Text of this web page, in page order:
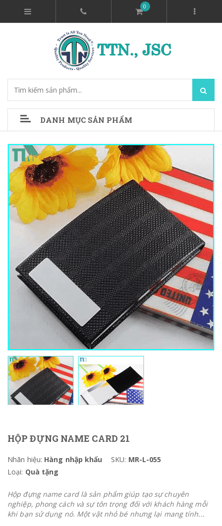
0
DANH MỤC SẢN PHẨM
HỘP ĐỰNG NAME CARD 21
Nhãn hiệu: Hàng nhập khẩu SKU: MR-L-055
Loại: Quà tặng
Hộp đựng name card là sản phẩm giúp tạo sự chuyên
nghiệp, phong cách và sự tôn trọng đối với khách hàng mỗi
khi bạn sử dụng nó. Một vật nhỏ bé nhưng lại mang tính...